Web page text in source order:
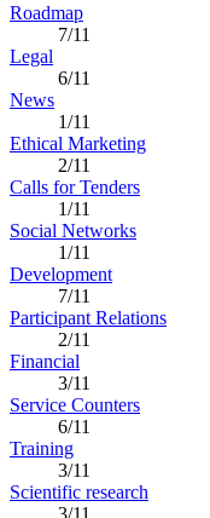
Roadmap
7/11
Legal
6/11
News
1/11
Ethical Marketing
2/11
Calls for Tenders
1/11
Social Networks
1/11
Development
7/11
Participant Relations
2/11
Financial
3/11
Service Counters
6/11
Training
3/11
Scientific research
3/11